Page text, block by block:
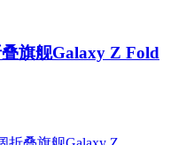
旗舰Galaxy Z Fold